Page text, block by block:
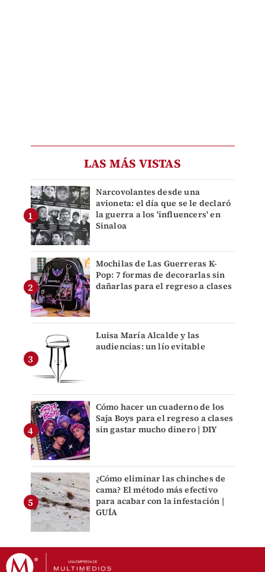
LAS MÁS VISTAS
Narcovolantes desde una
avioneta: el día que se le declaró
la guerra a los 'influencers' en
Sinaloa
Mochilas de Las Guerreras K-
Pop: 7 formas de decorarlas sin
dañarlas para el regreso a clases
Luisa María Alcalde y las
audiencias: un lío evitable
Cómo hacer un cuaderno de los
Saja Boys para el regreso a clases
sin gastar mucho dinero | DIY
¿Cómo eliminar las chinches de
cama? El método más efectivo
para acabar con la infestación |
GUÍA